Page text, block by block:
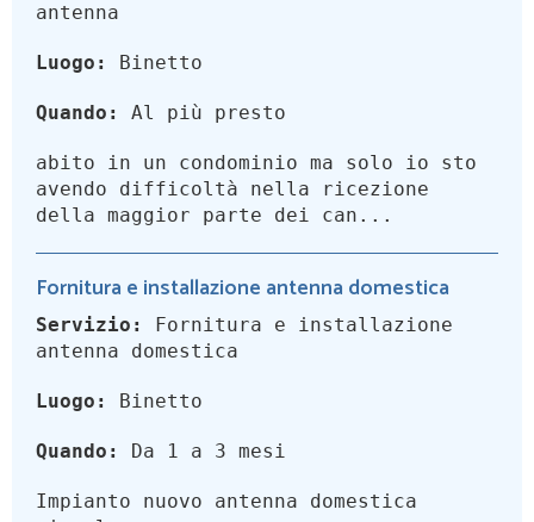
antenna
Luogo: Binetto
Quando: Al più presto
abito in un condominio ma solo io sto
avendo difficoltà nella ricezione
della maggior parte dei can...
Fornitura e installazione antenna domestica
Servizio:
Fornitura e installazione
antenna domestica
Luogo: Binetto
Quando: Da 1 a 3 mesi
Impianto nuovo antenna domestica